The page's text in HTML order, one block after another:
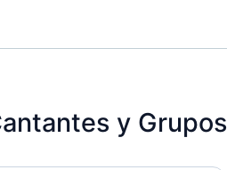
y Grupos